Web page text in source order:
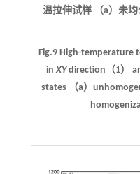
温拉伸试样 （a）未
Fig.9 High-temperature
in XYdirection（1）
states （a）